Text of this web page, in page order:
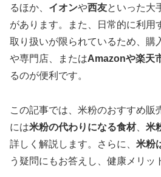
るほか、 イオンや西友といった大
があります。また、日常的に利用
取り扱いが限られているため、購
や専門店、またはAmazonや楽天
るのが便利です。
この記事では、米粉のおすすめ販
には米粉の代わりになる食材、 米
詳しく解説します。さらに、 米粉
う疑問にもお答えし、健康メリッ